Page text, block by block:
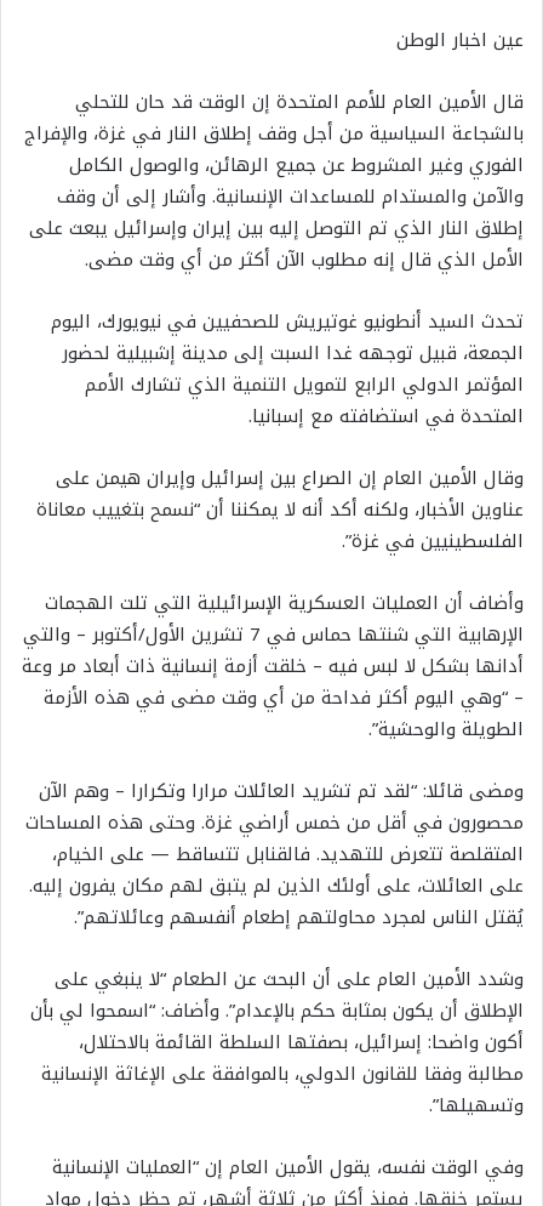
عين اخبار الوطن
قال الأمين العام للأمم المتحدة إن الوقت قد حان للتحلي
بالشجاعة السياسية من أجل وقف إطلاق النار في غزة، والإفراج
الفوري وغير المشروط عن جميع الرهائن، والوصول الكامل
والآمن والمستدام للمساعدات الإنسانية. وأشار إلى أن وقف
إطلاق النار الذي تم التوصل إليه بين إيران وإسرائيل يبعث على
الأمل الذي قال إنه مطلوب الآن أكثر من أي وقت مضى.
تحدث السيد أنطونيو غوتيريش للصحفيين في نيويورك، اليوم
الجمعة، قبيل توجهه غدا السبت إلى مدينة إشبيلية لحضور
المؤتمر الدولي الرابع لتمويل التنمية الذي تشارك الأمم
المتحدة في استضافته مع إسبانيا.
وقال الأمين العام إن الصراع بين إسرائيل وإيران هيمن على
عناوين الأخبار، ولكنه أكد أنه لا يمكننا أن “نسمح بتغييب معاناة
الفلسطينيين في غزة”.
وأضاف أن العمليات العسكرية الإسرائيلية التي تلت الهجمات
الإرهابية التي شنتها حماس في 7 تشرين الأول/أكتوبر – والتي
أدانها بشكل لا لبس فيه – خلقت أزمة إنسانية ذات أبعاد مر وعة
– “وهي اليوم أكثر فداحة من أي وقت مضى في هذه الأزمة
الطويلة والوحشية”.
ومضى قائلا: “لقد تم تشريد العائلات مرارا وتكرارا – وهم الآن
محصورون في أقل من خمس أراضي غزة. وحتى هذه المساحات
المتقلصة تتعرض للتهديد. فالقنابل تتساقط — على الخيام،
على العائلات، على أولئك الذين لم يتبق لهم مكان يفرون إليه.
يُقتل الناس لمجرد محاولتهم إطعام أنفسهم وعائلاتهم”.
وشدد الأمين العام على أن البحث عن الطعام “لا ينبغي على
الإطلاق أن يكون بمثابة حكم بالإعدام”. وأضاف: “اسمحوا لي بأن
أكون واضحا: إسرائيل، بصفتها السلطة القائمة بالاحتلال،
مطالبة وفقا للقانون الدولي، بالموافقة على الإغاثة الإنسانية
وتسهيلها”.
وفي الوقت نفسه، يقول الأمين العام إن “العمليات الإنسانية
يستمر خنقها. فمنذ أكثر من ثلاثة أشهر، تم حظر دخول مواد